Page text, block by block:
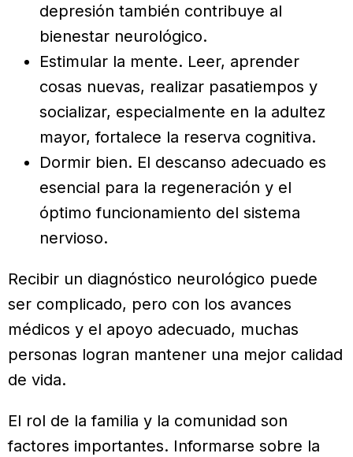
depresión también contribuye al
bienestar neurológico.
Estimular la mente. Leer, aprender
cosas nuevas, realizar pasatiempos y
socializar, especialmente en la adultez
mayor, fortalece la reserva cognitiva.
Dormir bien. El descanso adecuado es
esencial para la regeneración y el
óptimo funcionamiento del sistema
nervioso.
Recibir un diagnóstico neurológico puede
ser complicado, pero con los avances
médicos y el apoyo adecuado, muchas
personas logran mantener una mejor calidad
de vida.
El rol de la familia y la comunidad son
factores importantes. Informarse sobre la